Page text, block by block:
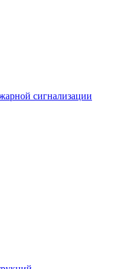
сигнализации